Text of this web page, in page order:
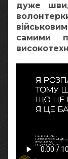
дуже
самими